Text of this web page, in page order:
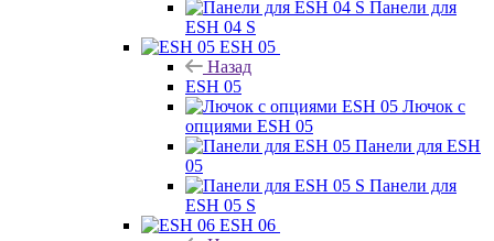
Панели для
ESH 04 S
ESH 05
Назад
ESH 05
Лючок с
опциями ESH 05
Панели для ESH
05
Панели для
ESH 05 S
ESH 06